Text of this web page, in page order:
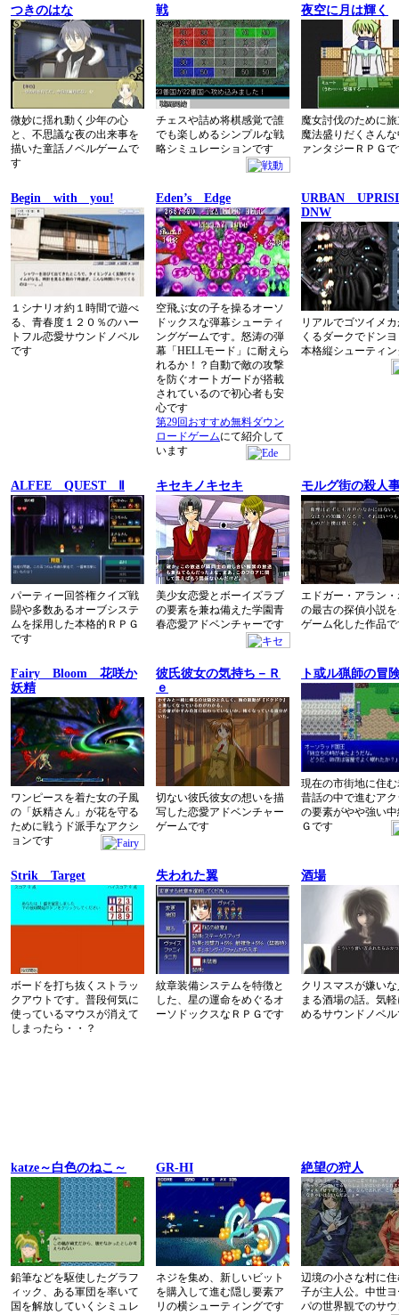
つきのはな
微妙に揺れ動く少年の心
と、不思議な夜の出来事を
描いた童話ノベルゲームで
す
戦
チェスや詰め将棋感覚で誰
でも楽しめるシンプルな戦
略シミュレーションです
夜空に月は輝く
魔女討伐のために
魔法盛りだくさん
ァンタジーＲＰＧ
Begin with you!
１シナリオ約１時間で遊べ
る、青春度１２０％のハー
トフル恋愛サウンドノベル
です
Eden’s Edge
空飛ぶ女の子を操るオーソ
ドックスな弾幕シューティ
ングゲームです。怒涛の弾
幕「HELLモード」に耐えら
れるか！？自動で敵の攻撃
を防ぐオートガードが搭載
されているので初心者も安
心です
第29回おすすめ無料ダウン
ロードゲームにて紹介して
います
URBAN
DNW
リアルでゴツイメ
くるダークでドン
本格縦シューティ
ALFEE QUEST Ⅱ
パーティー回答権クイズ戦
闘や多数あるオーブシステ
ムを採用した本格的ＲＰＧ
です
キセキノキセキ
美少女恋愛とボーイズラブ
の要素を兼ね備えた学園青
春恋愛アドベンチャーです
モルグ街の殺人
エドガー・アラン
の最古の探偵小説
ゲーム化した作品
Fairy Bloom 花咲か
妖精
ワンピースを着た女の子風
の「妖精さん」が花を守る
ために戦うド派手なアクシ
ョンです
彼氏彼女の気持ち－Ｒ
ｅ
切ない彼氏彼女の想いを描
写した恋愛アドベンチャー
ゲームです
ト或ル猟師の冒
現在の市街地に住
昔話の中で進むア
の要素がやや強い
Ｇです
Strik Target
ボードを打ち抜くストラッ
クアウトです。普段何気に
使っているマウスが消えて
しまったら・・？
失われた翼
紋章装備システムを特徴と
した、星の運命をめぐるオ
ーソドックスなＲＰＧです
酒場
クリスマスが嫌い
まる酒場の話。気
めるサウンドノベ
katze～白色のねこ～
鉛筆などを駆使したグラフ
ィック、ある軍団を率いて
国を解放していくシミュレ
GR-HI
ネジを集め、新しいビット
を購入して進む隠し要素ア
リの横シューティングです
絶望の狩人
辺境の小さな村に
子が主人公。中世
パの世界観でのサ